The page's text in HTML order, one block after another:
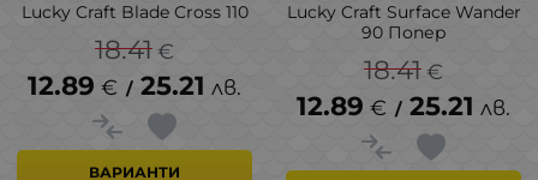
Lucky Craft Blade Cross 110
18.41€
12.89 € / 25.21 лв.
ВАРИАНТИ
Lucky Craft Surface Wander
90 Попер
18.41€
12.89 € / 25.21 лв.